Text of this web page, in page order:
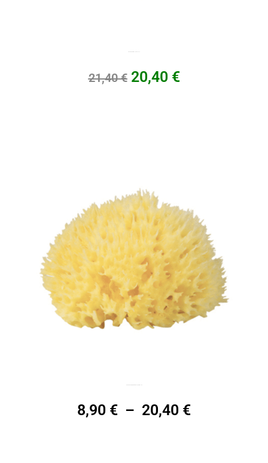
21,40€ 20,40 €
8,90 € – 20,40 €